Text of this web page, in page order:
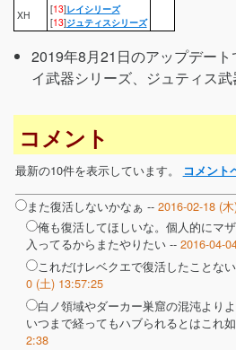
XH
[13]レイシリーズ
[13]ジュティスシリーズ
2019年8月21日のアップデー
イ武器シリーズ、ジュティス武
コメント
最新の10件を表示しています。 コメント
また復活しないかなぁ -- 2016-02-18 (
俺も復活してほしいな。個人的にマ
入ってるからまたやりたい -- 2016-04-
これだけレベクエで復活したことな
0 (土) 13:57:25
白ノ領域やダーカー巣窟の混沌より
いつまで経ってもハブられるとはこれ
2:38